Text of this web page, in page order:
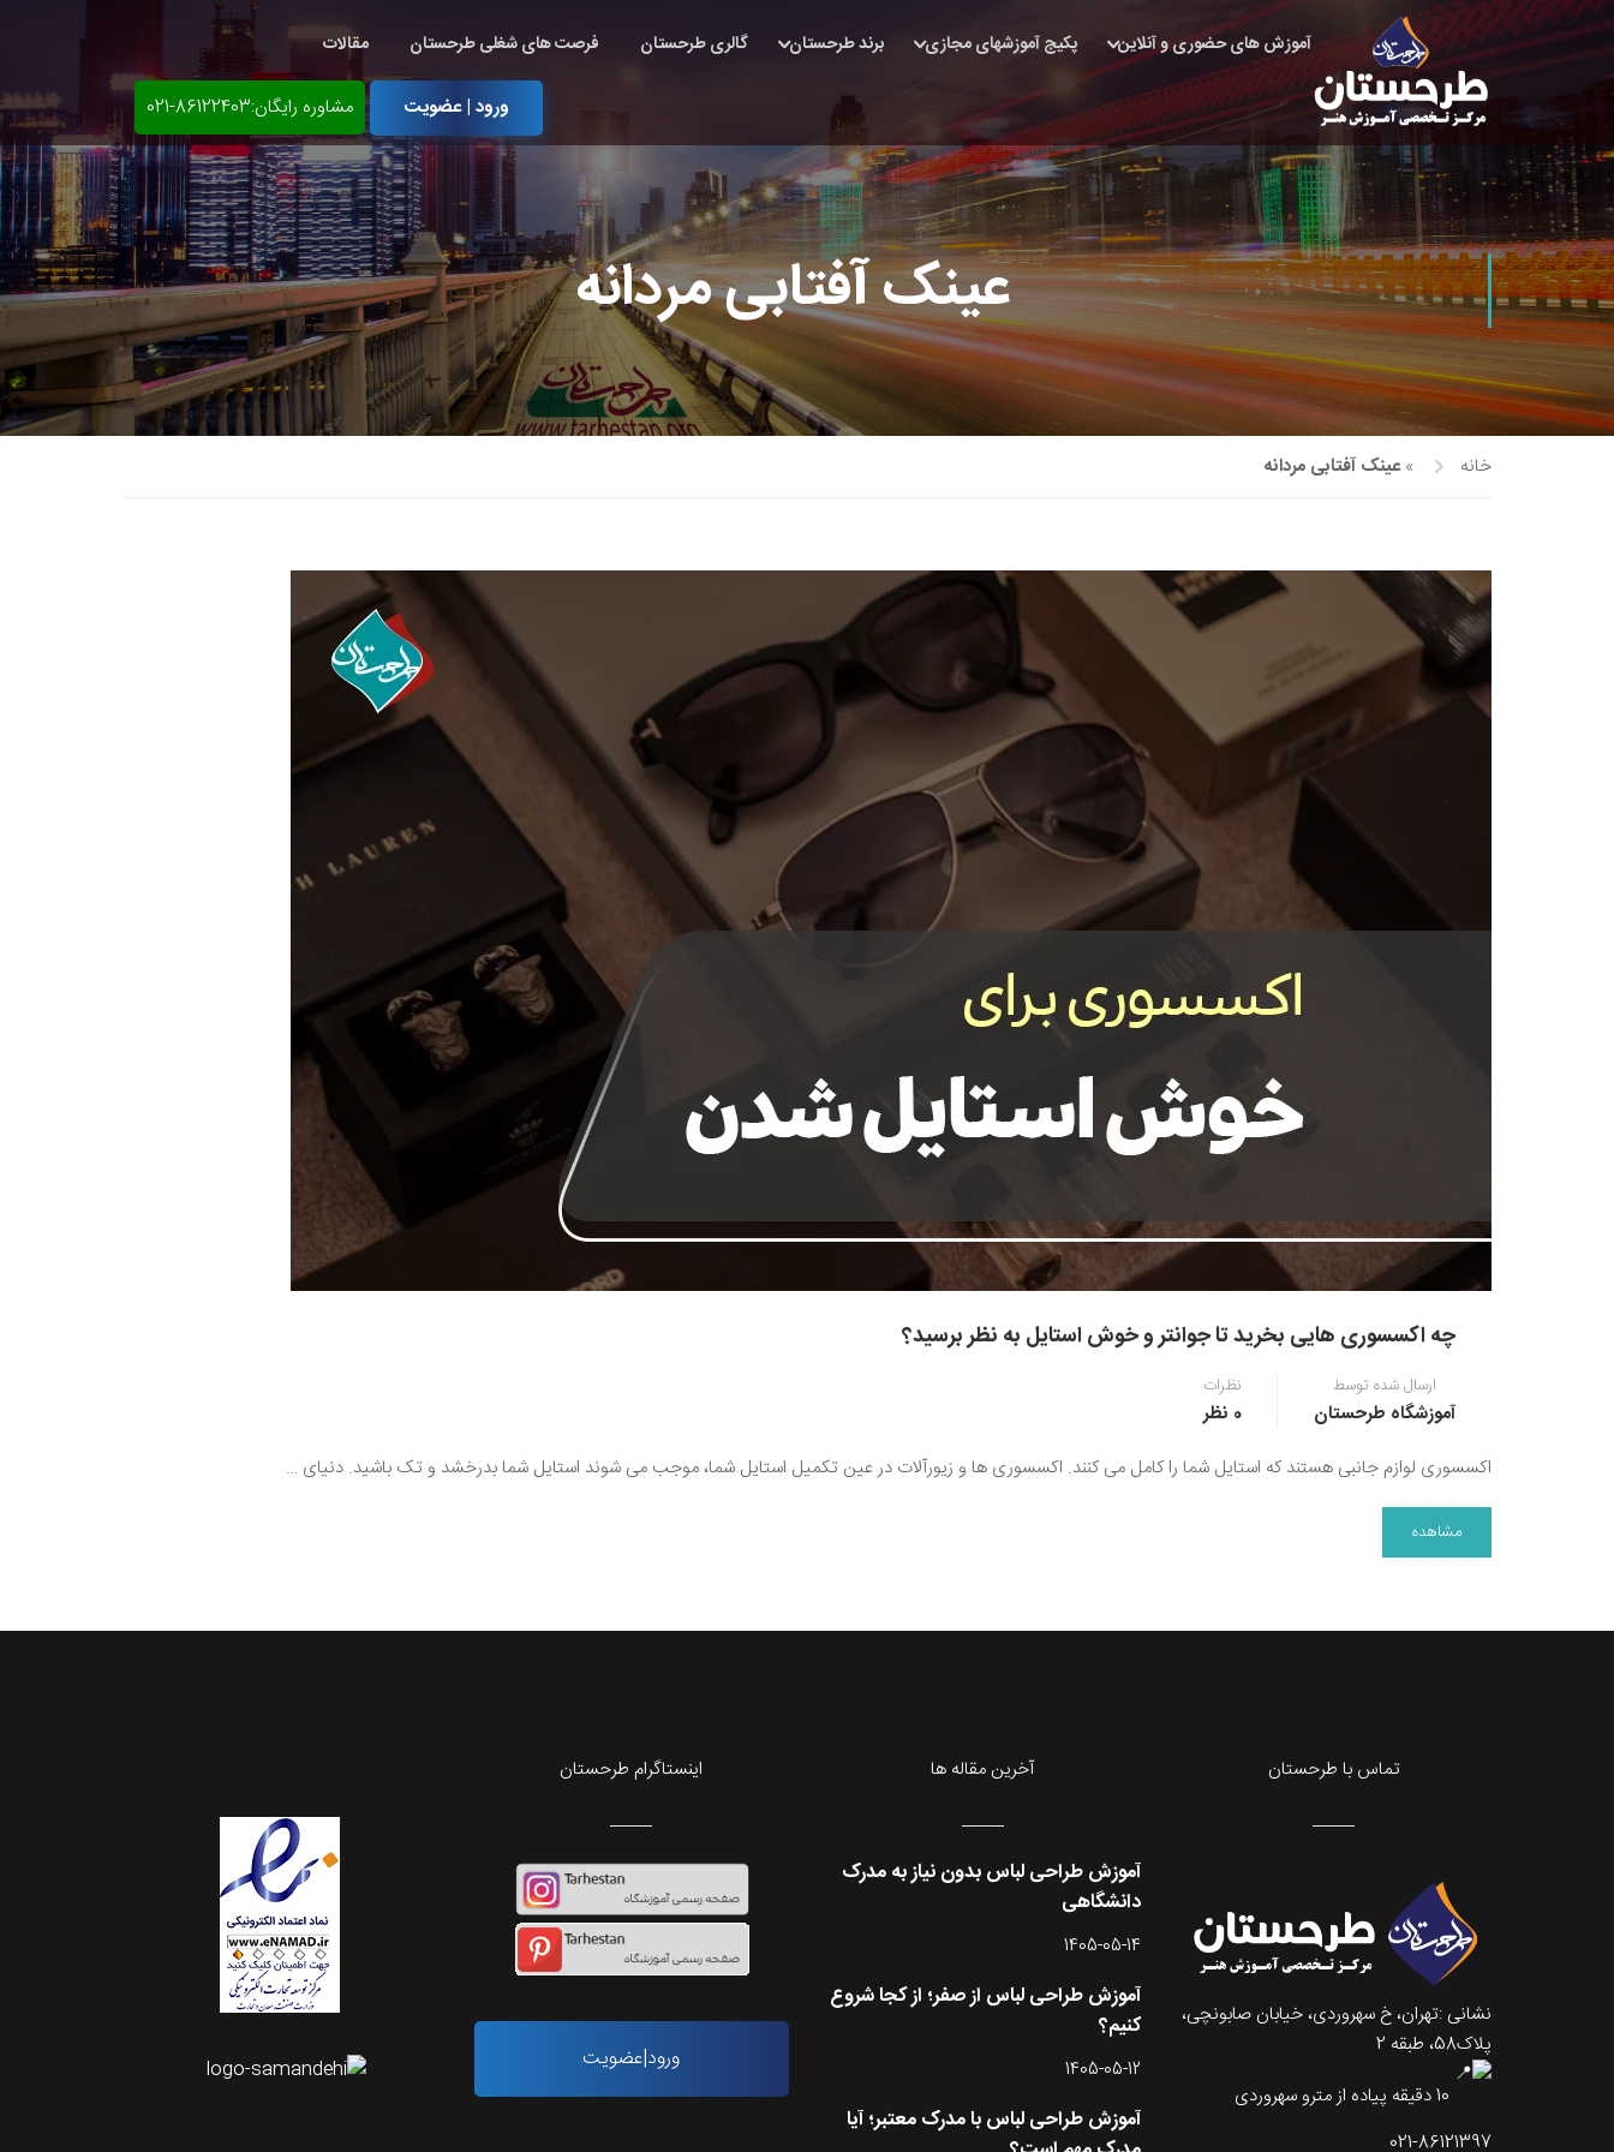
آموزش های حضوری و آنلاین پکیج آموزشهای مجازی برند طرحستان گالری طرحستان فرصت های شغلی طرحستان مقالات
ورود | عضویت مشاوره رایگان:86122403-021
عینک آفتابی مردانه
خانه »عینک آفتابی مردانه
چه اکسسوری هایی بخرید تا جوانتر و خوش استایل به نظر برسید؟
ارسال شده توسط
آموزشگاه طرحستان
نظرات
0 نظر
اکسسوری لوازم جانبی هستند که استایل شما را کامل می کنند. اکسسوری ها و زیورآلات در عین تکمیل استایل شما، موجب می شوند استایل شما بدرخشد و تک باشید. دنیای …
مشاهده
اینستاگرام طرحستان
ورود|عضویت
آخرین مقاله ها
آموزش طراحی لباس بدون نیاز به مدرک
دانشگاهی
1405-05-14
آموزش طراحی لباس از صفر؛ از کجا شروع
کنیم؟
1405-05-12
آموزش طراحی لباس با مدرک معتبر؛ آیا
تماس با طرحستان
نشانی :تهران، خ سهروردی، خیابان صابونچی،
پلاک58، طبقه 2
021-86121397